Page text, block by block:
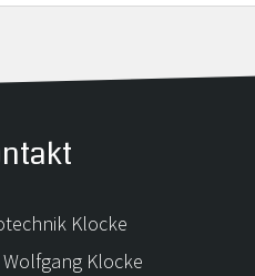
Klocke
Klocke